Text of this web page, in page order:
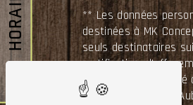
** Les données
destinées à MK
seuls destinataires
rectification,
auprès d’une
La Courtade, 19190